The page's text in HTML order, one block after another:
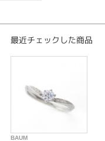
最近チェックした商品
BAUM